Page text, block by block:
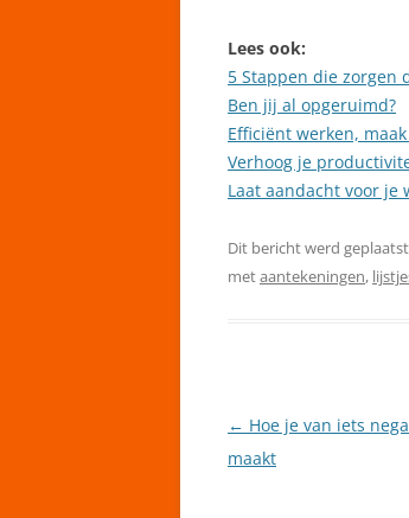
Lees ook:
5 Stappen die zorgen
Ben jij al opgeruimd?
Efficiënt werken,
Verhoog je
Laat aandacht voor je
Dit bericht werd
metaantekeningen,
Berichtnavigatie
← Hoe je van iets
maakt